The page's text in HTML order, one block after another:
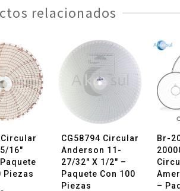
con
cantidad
relacionados
Circular
16″
Piezas
CG58794 Circular
Anderson 11-
27/32″ X 1/2″ –
Paquete Con 100
Piezas
Br-
–